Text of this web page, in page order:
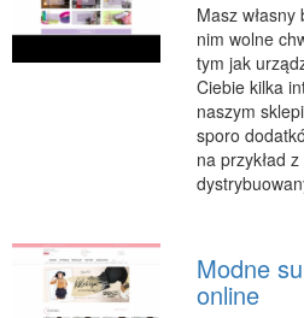
Masz
nim wolne
tym jak
Ciebie kilka
naszym
sporo
na przykład
Modne
online